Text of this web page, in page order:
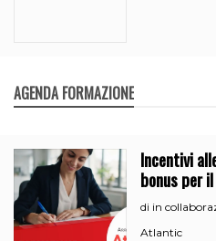
AGENDA FORMAZIONE
Incentivi
bonus per
di in
Atlantic